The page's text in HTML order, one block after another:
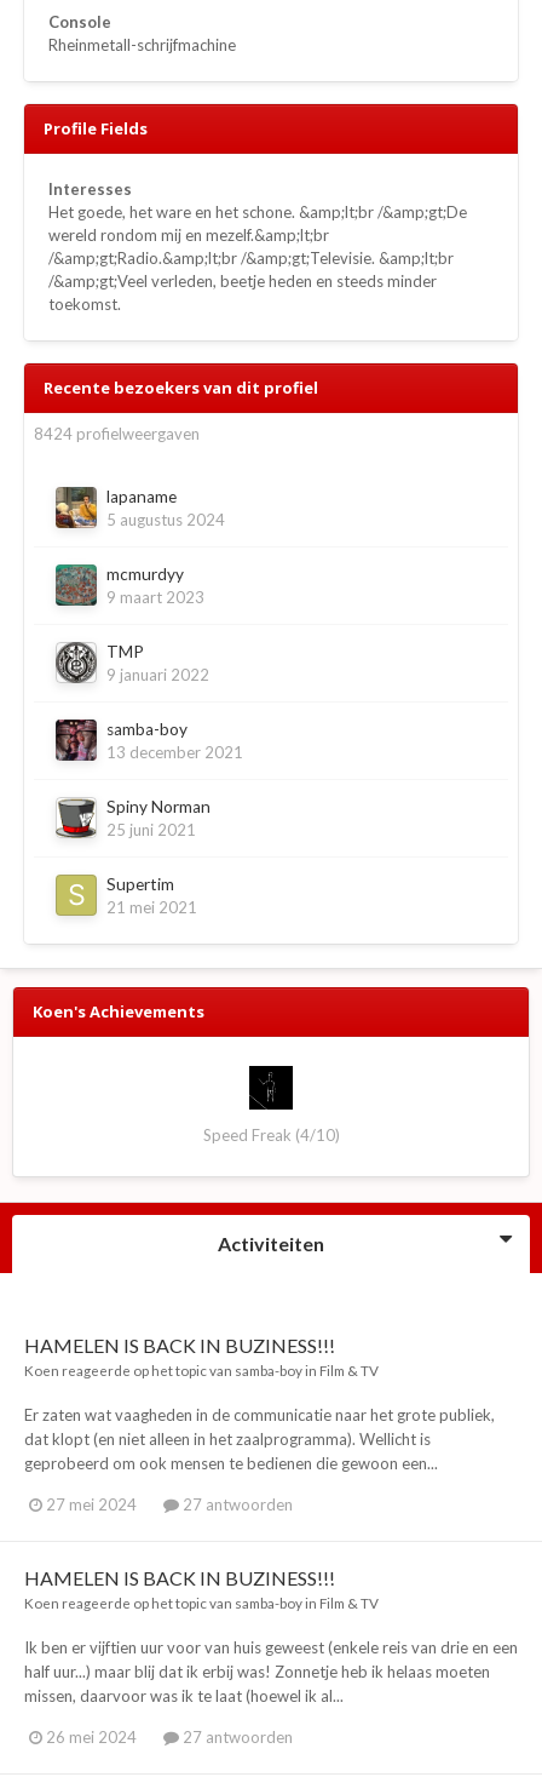
Console
Rheinmetall-schrijfmachine
Profile Fields
Interesses
Het goede, het ware en het schone. &amp;lt;br /&amp;gt;De
wereld rondom mij en mezelf.&amp;lt;br
/&amp;gt;Radio.&amp;lt;br /&amp;gt;Televisie. &amp;lt;br
/&amp;gt;Veel verleden, beetje heden en steeds minder
toekomst.
Recente bezoekers van dit profiel
8424 profielweergaven
lapaname
5 augustus 2024
mcmurdyy
9 maart 2023
TMP
9 januari 2022
samba-boy
13 december 2021
Spiny Norman
25 juni 2021
Supertim
21 mei 2021
Koen's Achievements
Speed Freak (4/10)
Activiteiten
HAMELEN IS BACK IN BUZINESS!!!
Koen reageerde op het topic van samba-boy in Film & TV
Er zaten wat vaagheden in de communicatie naar het grote publiek,
dat klopt (en niet alleen in het zaalprogramma). Wellicht is
geprobeerd om ook mensen te bedienen die gewoon een...
27 mei 2024 27 antwoorden
HAMELEN IS BACK IN BUZINESS!!!
Koen reageerde op het topic van samba-boy in Film & TV
Ik ben er vijftien uur voor van huis geweest (enkele reis van drie en een
half uur...) maar blij dat ik erbij was! Zonnetje heb ik helaas moeten
missen, daarvoor was ik te laat (hoewel ik al...
26 mei 2024 27 antwoorden